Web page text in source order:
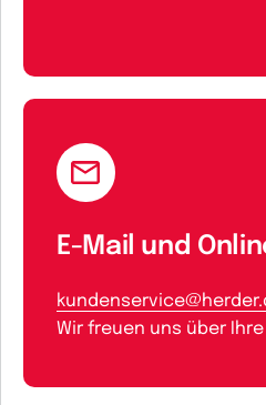
E-Mail und
Wir freuen uns über